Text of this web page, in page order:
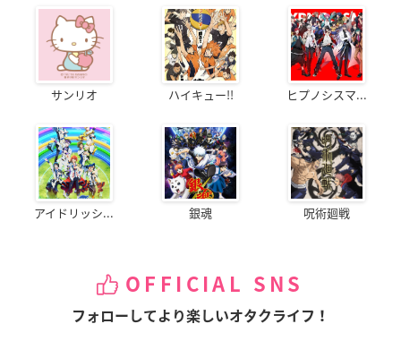
サンリオ ハイキュー!! ヒプノシスマ...
アイドリッシ... 銀魂 呪術廻戦
OFFICIAL SNS
フォローしてより楽しいオタクライフ！